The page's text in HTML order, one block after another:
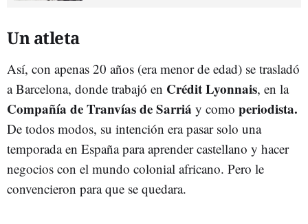
Un atleta
Así, con apenas 20 años (era menor de edad) se trasladó
a Barcelona, donde trabajó en Crédit Lyonnais, en la
Compañía de Tranvías de Sarriá y como periodista.
De todos modos, su intención era pasar solo una
temporada en España para aprender castellano y hacer
negocios con el mundo colonial africano. Pero le
convencieron para que se quedara.